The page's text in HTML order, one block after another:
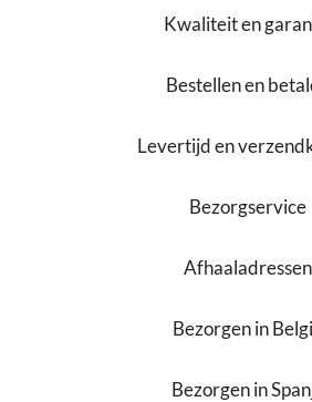
Kwaliteit en
Bestellen en
Levertijd en
Bezorgservice
Afhaaladressen
Bezorgen in
Bezorgen in